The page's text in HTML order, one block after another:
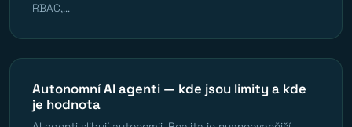
RBAC,...
Autonomní AI agenti — kde jsou limity a kde
je hodnota